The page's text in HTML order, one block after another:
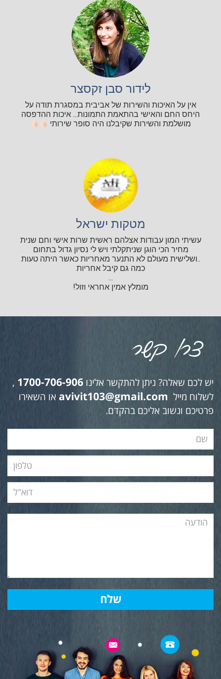
לידור סבן זקסצר
אין על האיכות והשירות של אביבית במסגרת תודה על
היחס החם והאישי בהתאמת התמונות... איכות ההדפסה
מושלמת והשירות שקיבלנו היה סופר שירותי
מטקות ישראל
עשיתי המון עבודות אצלהם ראשית שרות אישי וחם שנית
מחיר הכי הוגן שניתקלתי ויש לי נסיון גדול בתחום
..ושלישית מעולם לא התנער מאחריות כאשר היתה טעות
כמה גם קיבל אחריות
...
מומלץ אמין אחראי וזול!
יש לכם שאלה? ניתן להתקשר אלינו 1700-706-906
,
לשלוח מייל avivit103@gmail.com או השאירו
פרטיכם ונשוב אליכם בהקדם.